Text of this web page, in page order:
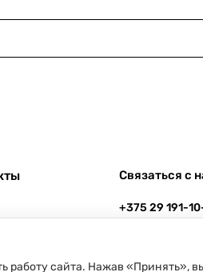
Связаться с
+375 29 191-
работу сайта. Нажав «Принять»,